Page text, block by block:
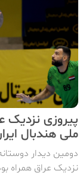
پیروزی نزدیک
ملی هندبال
دومین دیدار
نزدیک عراق همراه